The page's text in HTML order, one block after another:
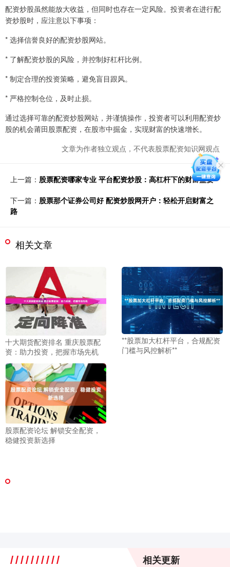
配资炒股虽然能放大收益，但同时也存在一定风险。投资者在进行配
资炒股时，应注意以下事项：
* 选择信誉良好的配资炒股网站。
* 了解配资炒股的风险，并控制好杠杆比例。
* 制定合理的投资策略，避免盲目跟风。
* 严格控制仓位，及时止损。
通过选择可靠的配资炒股网站，并谨慎操作，投资者可以利用配资炒
股的机会莆田股票配资，在股市中掘金，实现财富的快速增长。
文章为作者独立观点，不代表股票配资知识网观点
上一篇： 股票配资哪家专业 平台配资炒股：高杠杆下的财富盛宴
下一篇： 股票那个证券公司好 配资炒股网开户：轻松开启财富之
路
相关文章
十大期货配资排名 重庆股票配
资：助力投资，把握市场先机
**股票加大杠杆平台，合规配资
门槛与风控解析**
股票配资论坛 解锁安全配资，
稳健投资新选择
相关更新